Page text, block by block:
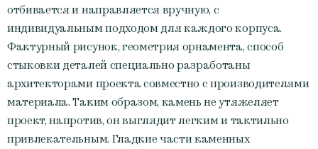
отбивается и направляется вручную, с
индивидуальным подходом для каждого корпуса.
Фактурный рисунок, геометрия орнамента, способ
стыковки деталей специально разработаны
архитекторами проекта совместно с производителями
материала. Таким образом, камень не утяжеляет
проект, напротив, он выглядит легким и тактильно
привлекательным. Гладкие части каменных